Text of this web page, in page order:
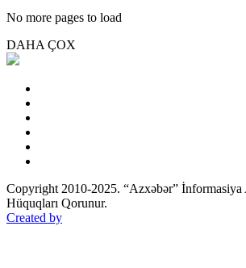
No more pages to load
DAHA ÇOX
Copyright 2010-2025. “Azxəbər”
Hüquqları Qorunur.
Created by